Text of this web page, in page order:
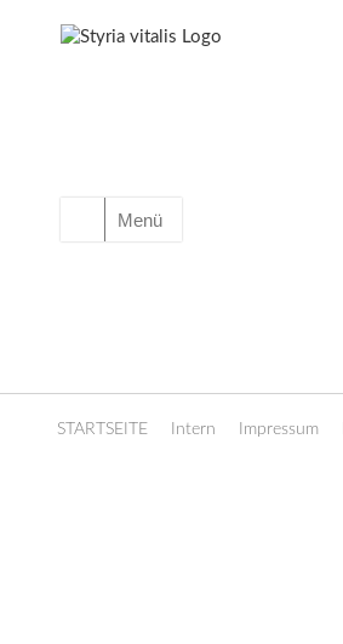
Menü
STARTSEITE Intern Impressum